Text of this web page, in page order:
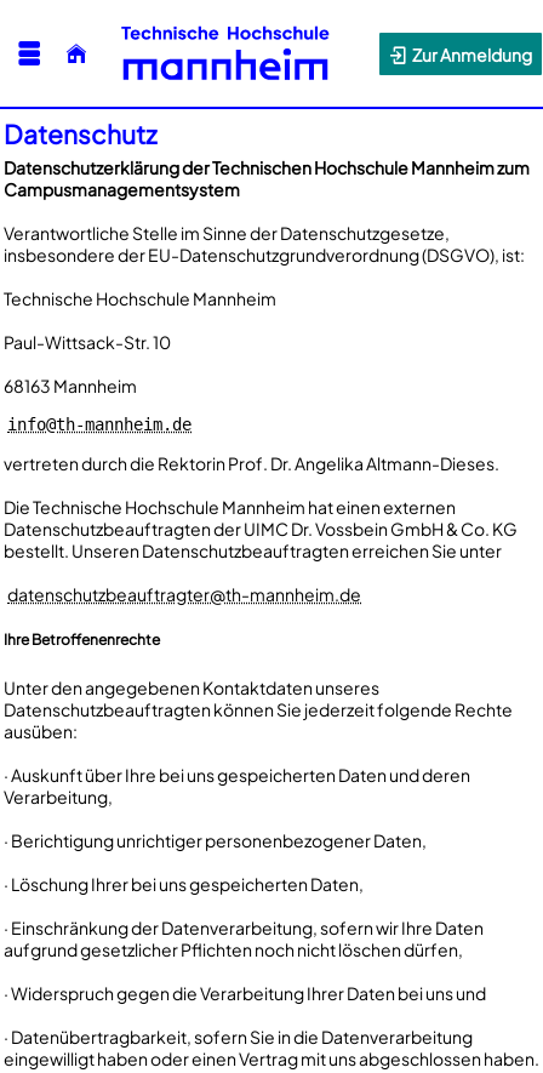
Zur Anmeldung
Datenschutz
Datenschutzerklärung der Technischen Hochschule Mannheim zum
Campusmanagementsystem
Verantwortliche Stelle im Sinne der Datenschutzgesetze,
insbesondere der EU-Datenschutzgrundverordnung (DSGVO), ist:
Technische Hochschule Mannheim
Paul-Wittsack-Str. 10
68163 Mannheim
info@th-mannheim.de
vertreten durch die Rektorin Prof. Dr. Angelika Altmann-Dieses.
Die Technische Hochschule Mannheim hat einen externen
Datenschutzbeauftragten der UIMC Dr. Vossbein GmbH & Co. KG
bestellt. Unseren Datenschutzbeauftragten erreichen Sie unter
datenschutzbeauftragter@th-mannheim.de
Ihre Betroffenenrechte
Unter den angegebenen Kontaktdaten unseres
Datenschutzbeauftragten können Sie jederzeit folgende Rechte
ausüben:
· Auskunft über Ihre bei uns gespeicherten Daten und deren
Verarbeitung,
· Berichtigung unrichtiger personenbezogener Daten,
· Löschung Ihrer bei uns gespeicherten Daten,
· Einschränkung der Datenverarbeitung, sofern wir Ihre Daten
aufgrund gesetzlicher Pflichten noch nicht löschen dürfen,
· Widerspruch gegen die Verarbeitung Ihrer Daten bei uns und
· Datenübertragbarkeit, sofern Sie in die Datenverarbeitung
eingewilligt haben oder einen Vertrag mit uns abgeschlossen haben.